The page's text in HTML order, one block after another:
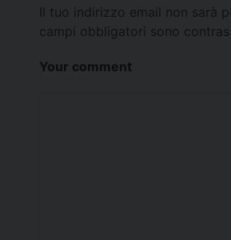
Il tuo indirizzo email non sarà
campi obbligatori sono
Your comment